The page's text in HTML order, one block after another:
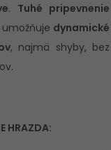
. Tuhé pripevnenie
dynamické
, najmä shyby, bez
HRAZDA: